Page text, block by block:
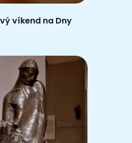
víkend na Dny